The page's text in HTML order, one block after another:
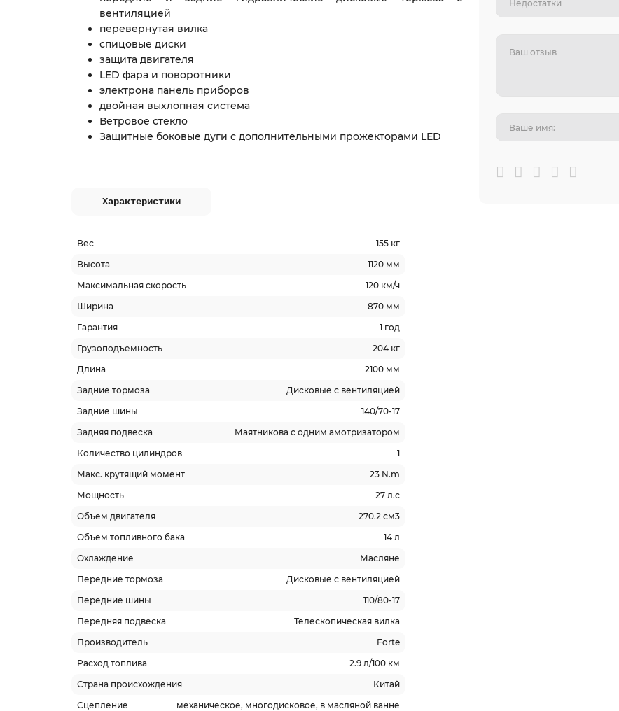
вентиляцией
перевернутая вилка
спицовые диски
защита двигателя
LED фара и поворотники
электрона панель приборов
двойная выхлопная система
Ветровое стекло
Защитные боковые дуги с дополнительными прожекторами LED
Характеристики
Вес
155 кг
Высота
1120 мм
Максимальная скорость
120 км/ч
Ширина
870 мм
Гарантия
1 год
Грузоподъемность
204 кг
Длина
2100 мм
Задние тормоза
Дисковые с вентиляцией
Задние шины
140/70-17
Задняя подвеска
Маятникова с одним амотризатором
Количество цилиндров
1
Макс. крутящий момент
23 N.m
Мощность
27 л.с
Объем двигателя
270.2 см3
Объем топливного бака
14 л
Охлаждение
Масляне
Передние тормоза
Дисковые с вентиляцией
Передние шины
110/80-17
Передняя подвеска
Телескопическая вилка
Производитель
Forte
Расход топлива
2.9 л/100 км
Страна происхождения
Китай
Сцепление
механическое, многодисковое, в масляной ванне